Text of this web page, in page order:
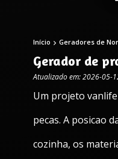
Início Geradores de
Gerador de
Atualizado em: 2026-05-
Um projeto
pecas. A posicao
cozinha, os